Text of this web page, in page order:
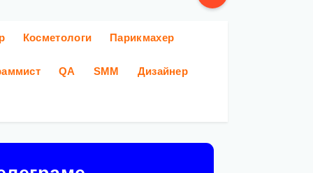
Косметологи Парикмахер
QA SMM Дизайнер